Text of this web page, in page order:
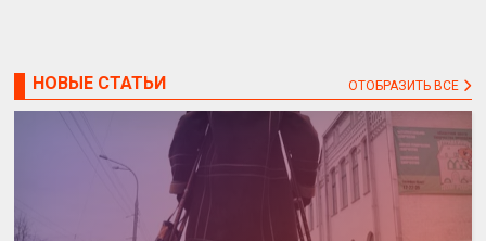
НОВЫЕ СТАТЬИ ОТОБРАЗИТЬ ВСЕ